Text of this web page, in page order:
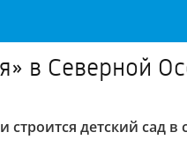
в Северной
детский сад в